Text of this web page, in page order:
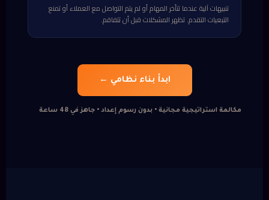
تنبيهات آلية عندما تتأخر المهام أو لم يتم التواصل مع العملاء أو تمنع
التبعيات التقدم. تظهر المشكلات قبل أن تتفاقم.
ابدأ بناء نظامي ←
مكالمة استراتيجية مجانية • بدون رسوم إعداد • جاهز في 48 ساعة